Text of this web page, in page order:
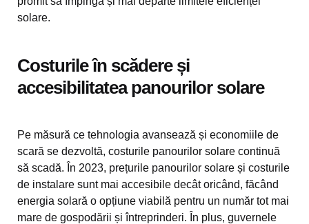
solare.
Costurile în scădere și
accesibilitatea panourilor solare
Pe măsură ce tehnologia avansează și economiile de
scară se dezvoltă, costurile panourilor solare continuă
să scadă. În 2023, prețurile panourilor solare și costurile
de instalare sunt mai accesibile decât oricând, făcând
energia solară o opțiune viabilă pentru un număr tot mai
mare de gospodării și întreprinderi. În plus, guvernele